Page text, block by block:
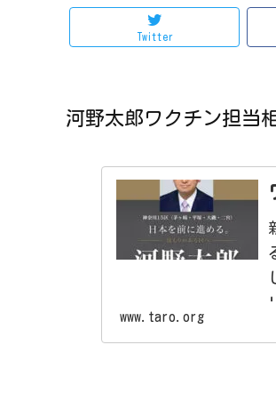
Twitter
河野太郎ワクチン担当
www.taro.org